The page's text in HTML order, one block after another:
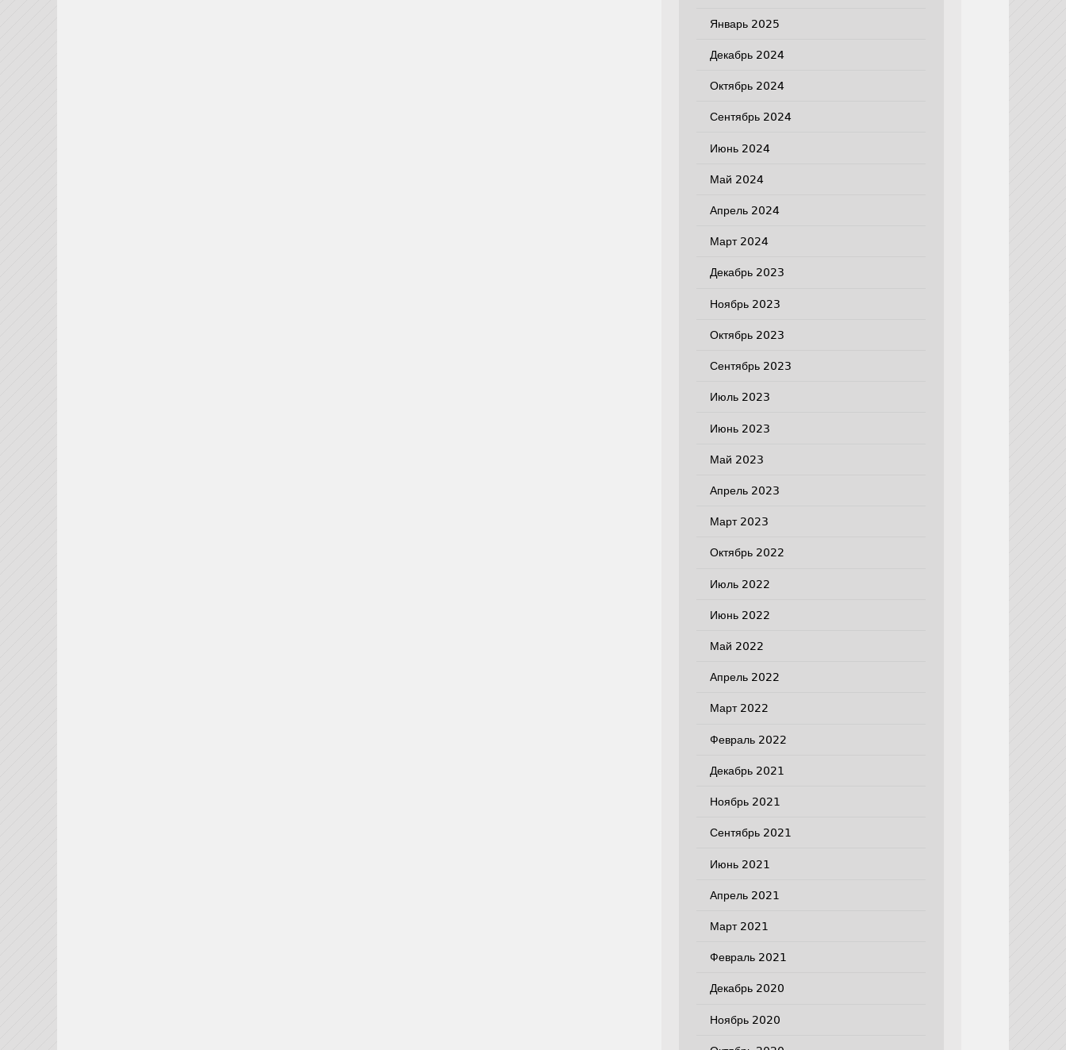
Январь 2025
Декабрь 2024
Октябрь 2024
Сентябрь 2024
Июнь 2024
Май 2024
Апрель 2024
Март 2024
Декабрь 2023
Ноябрь 2023
Октябрь 2023
Сентябрь 2023
Июль 2023
Июнь 2023
Май 2023
Апрель 2023
Март 2023
Октябрь 2022
Июль 2022
Июнь 2022
Май 2022
Апрель 2022
Март 2022
Февраль 2022
Декабрь 2021
Ноябрь 2021
Сентябрь 2021
Июнь 2021
Апрель 2021
Март 2021
Февраль 2021
Декабрь 2020
Ноябрь 2020